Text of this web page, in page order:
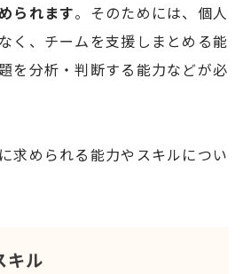
られます。そのためには、個人
く、チームを支援しまとめる能
を分析・判断する能力などが必
求められる能力やスキルについ
キル